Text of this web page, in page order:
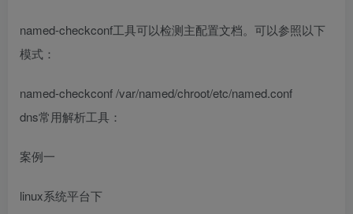
named-checkconf工具可以检测主配置文档。可以参照以下
模式：
named-checkconf /var/named/chroot/etc/named.conf
dns常用解析工具：
案例一
linux系统平台下